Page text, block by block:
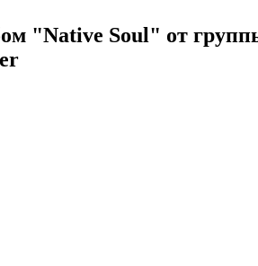
"Native Soul" от